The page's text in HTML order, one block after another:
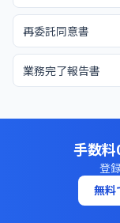
再委託同意書
業務完了報告書
手数
登
無料